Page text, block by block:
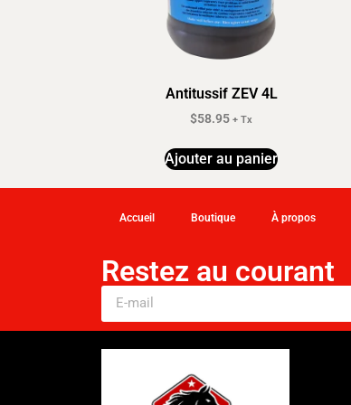
Antitussif ZEV 4L
$58.95 + Tx
Ajouter au panier
Accueil Boutique À propos
Restez au courant